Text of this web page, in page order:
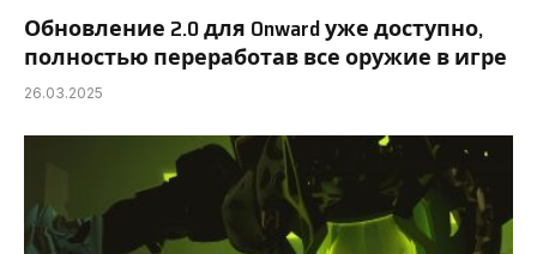
Обновление 2.0 для Onward уже доступно,
полностью переработав все оружие в игре
26.03.2025